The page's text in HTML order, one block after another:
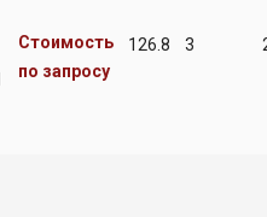
Стоимость
по запросу
126.8 3